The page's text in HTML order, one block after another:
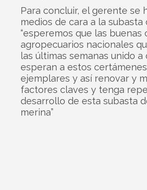
Para concluir, el gerente se
medios de cara a la
“esperemos que las
agropecuarios nacionales
las últimas semanas unido
esperan a estos
ejemplares y así renovar y
factores claves y tenga
desarrollo de esta subasta
merina”